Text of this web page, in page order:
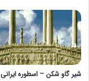
شیر گاو شکن – اسطوره ایرانی